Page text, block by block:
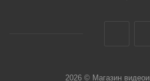
2026 © Магазин